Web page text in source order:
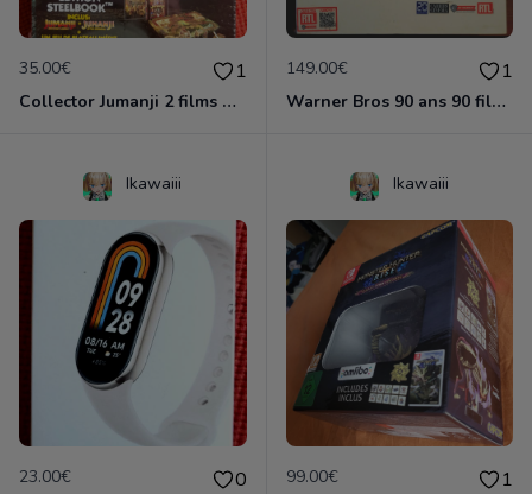
35.00€ 1
Collector Jumanji 2 films + jeu de société Neuf emballé
149.00€ 1
Warner Bros 90 ans 90 films Neuf emballé
Ikawaiii
23.00€ 0
Ikawaiii
99.00€ 1